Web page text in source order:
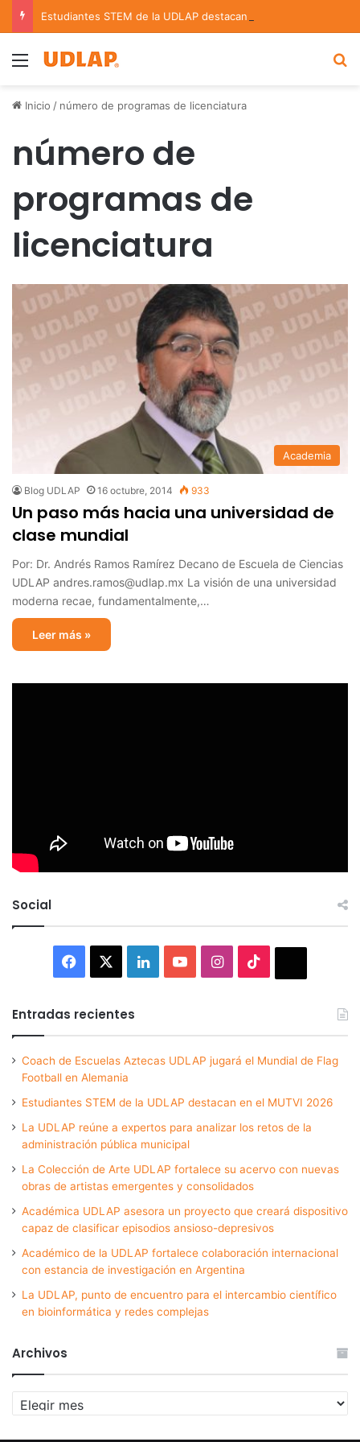
Menu
Inicio / número de programas de licenciatura
número de
programas de
licenciatura
Academia
Blog UDLAP 16 octubre, 2014 933
Un paso más hacia una universidad de
clase mundial
Por: Dr. Andrés Ramos Ramírez Decano de Escuela de Ciencias
UDLAP andres.ramos@udlap.mx La visión de una universidad
moderna recae, fundamentalmente,…
Leer más »
Social
Facebook LinkedInYouTubeInstagram
Entradas recientes
Coach de Escuelas Aztecas UDLAP jugará el Mundial de Flag
Football en Alemania
Estudiantes STEM de la UDLAP destacan en el MUTVI 2026
La UDLAP reúne a expertos para analizar los retos de la
administración pública municipal
La Colección de Arte UDLAP fortalece su acervo con nuevas
obras de artistas emergentes y consolidados
Académica UDLAP asesora un proyecto que creará dispositivo
capaz de clasificar episodios ansioso-depresivos
Académico de la UDLAP fortalece colaboración internacional
con estancia de investigación en Argentina
La UDLAP, punto de encuentro para el intercambio científico
en bioinformática y redes complejas
Archivos
Archivos